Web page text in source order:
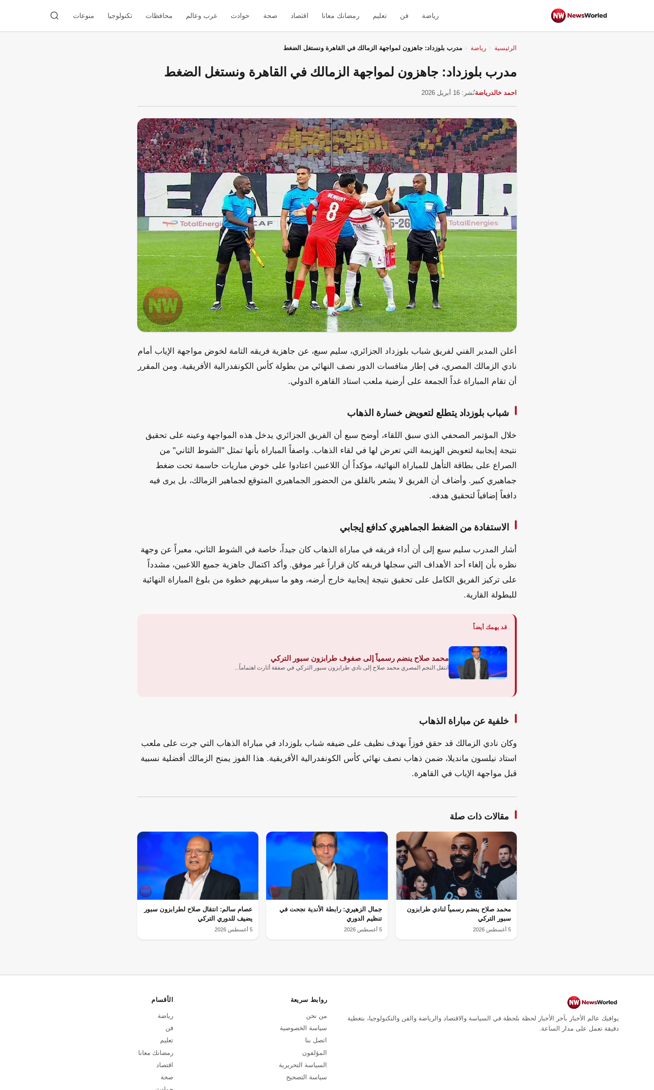
رياضة فن تعليم رمضانك معانا اقتصاد صحة حوادث عرب وعالم محافظات تكنولوجيا منوعات
الرئيسية رياضة مدرب بلوزداد: جاهزون لمواجهة الزمالك في القاهرة ونستغل الضغط
مدرب بلوزداد: جاهزون لمواجهة الزمالك في القاهرة ونستغل الضغط
احمد خالدرياضةنُشر: 16 أبريل 2026
أعلن المدير الفني لفريق شباب بلوزداد الجزائري، سليم سبع، عن جاهزية فريقه التامة لخوض مواجهة الإياب أمام
نادي الزمالك المصري، في إطار منافسات الدور نصف النهائي من بطولة كأس الكونفدرالية الأفريقية. ومن المقرر
أن تقام المباراة غداً الجمعة على أرضية ملعب استاد القاهرة الدولي.
شباب بلوزداد يتطلع لتعويض خسارة الذهاب
خلال المؤتمر الصحفي الذي سبق اللقاء، أوضح سبع أن الفريق الجزائري يدخل هذه المواجهة وعينه على تحقيق
نتيجة إيجابية لتعويض الهزيمة التي تعرض لها في لقاء الذهاب. واصفاً المباراة بأنها تمثل "الشوط الثاني" من
الصراع على بطاقة التأهل للمباراة النهائية، مؤكداً أن اللاعبين اعتادوا على خوض مباريات حاسمة تحت ضغط
جماهيري كبير. وأضاف أن الفريق لا يشعر بالقلق من الحضور الجماهيري المتوقع لجماهير الزمالك، بل يرى فيه
دافعاً إضافياً لتحقيق هدفه.
الاستفادة من الضغط الجماهيري كدافع إيجابي
أشار المدرب سليم سبع إلى أن أداء فريقه في مباراة الذهاب كان جيداً، خاصة في الشوط الثاني، معبراً عن وجهة
نظره بأن إلغاء أحد الأهداف التي سجلها فريقه كان قراراً غير موفق. وأكد اكتمال جاهزية جميع اللاعبين، مشدداً
على تركيز الفريق الكامل على تحقيق نتيجة إيجابية خارج أرضه، وهو ما سيقربهم خطوة من بلوغ المباراة النهائية
للبطولة القارية.
قد يهمك أيضاً
محمد صلاح ينضم رسمياً إلى صفوف طرابزون سبور التركي
انتقل النجم المصري محمد صلاح إلى نادي طرابزون سبور التركي في صفقة أثارت اهتماماً...
خلفية عن مباراة الذهاب
وكان نادي الزمالك قد حقق فوزاً بهدف نظيف على ضيفه شباب بلوزداد في مباراة الذهاب التي جرت على ملعب
استاد نيلسون مانديلا، ضمن ذهاب نصف نهائي كأس الكونفدرالية الأفريقية. هذا الفوز يمنح الزمالك أفضلية نسبية
قبل مواجهة الإياب في القاهرة.
مقالات ذات صلة
محمد صلاح ينضم رسمياً لنادي طرابزون
سبور التركي
5 أغسطس 2026
جمال الزهيري: رابطة الأندية نجحت في
تنظيم الدوري
5 أغسطس 2026
عصام سالم: انتقال صلاح لطرابزون سبور
يضيف للدوري التركي
5 أغسطس 2026
يوافيك عالم الأخبار بآخر الأخبار لحظة بلحظة في السياسة والاقتصاد والرياضة والفن والتكنولوجيا، بتغطية
دقيقة تعمل على مدار الساعة.
روابط سريعة
من نحن
سياسة الخصوصية
اتصل بنا
المؤلفون
السياسة التحريرية
سياسة التصحيح
الأقسام
رياضة
فن
تعليم
رمضانك معانا
اقتصاد
صحة